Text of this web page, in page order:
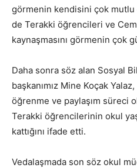
görmenin kendisini çok
de Terakki öğrencileri ve
kaynaşmasını görmenin çok
Daha sonra söz alan Sosyal
başkanımız Mine Koçak
öğrenme ve paylaşım süreci
Terakki öğrencilerinin okul
kattığını ifade etti.
Vedalaşmada son söz okul